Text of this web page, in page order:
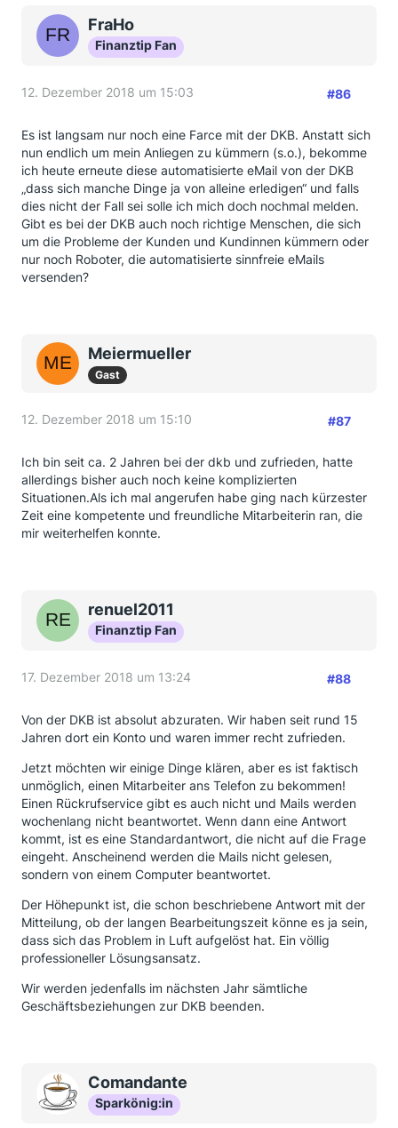
FraHo
Finanztip Fan
12. Dezember 2018 um 15:03 #86
Es ist langsam nur noch eine Farce mit der DKB. Anstatt sich
nun endlich um mein Anliegen zu kümmern (s.o.), bekomme
ich heute erneute diese automatisierte eMail von der DKB
„dass sich manche Dinge ja von alleine erledigen“ und falls
dies nicht der Fall sei solle ich mich doch nochmal melden.
Gibt es bei der DKB auch noch richtige Menschen, die sich
um die Probleme der Kunden und Kundinnen kümmern oder
nur noch Roboter, die automatisierte sinnfreie eMails
versenden?
Meiermueller
Gast
12. Dezember 2018 um 15:10 #87
Ich bin seit ca. 2 Jahren bei der dkb und zufrieden, hatte
allerdings bisher auch noch keine komplizierten
Situationen.Als ich mal angerufen habe ging nach kürzester
Zeit eine kompetente und freundliche Mitarbeiterin ran, die
mir weiterhelfen konnte.
renuel2011
Finanztip Fan
17. Dezember 2018 um 13:24 #88
Von der DKB ist absolut abzuraten. Wir haben seit rund 15
Jahren dort ein Konto und waren immer recht zufrieden.
Jetzt möchten wir einige Dinge klären, aber es ist faktisch
unmöglich, einen Mitarbeiter ans Telefon zu bekommen!
Einen Rückrufservice gibt es auch nicht und Mails werden
wochenlang nicht beantwortet. Wenn dann eine Antwort
kommt, ist es eine Standardantwort, die nicht auf die Frage
eingeht. Anscheinend werden die Mails nicht gelesen,
sondern von einem Computer beantwortet.
Der Höhepunkt ist, die schon beschriebene Antwort mit der
Mitteilung, ob der langen Bearbeitungszeit könne es ja sein,
dass sich das Problem in Luft aufgelöst hat. Ein völlig
professioneller Lösungsansatz.
Wir werden jedenfalls im nächsten Jahr sämtliche
Geschäftsbeziehungen zur DKB beenden.
Comandante
Sparkönig:in